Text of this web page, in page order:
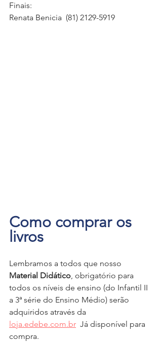
Finais:
Renata Benicia  (81) 2129-5919
Como comprar os
livros
Lembramos a todos que nosso
Material Didático, obrigatório para
todos os níveis de ensino (do Infantil II
a 3ª série do Ensino Médio) serão
adquiridos através da
loja.edebe.com.br
  Já disponível para
compra.